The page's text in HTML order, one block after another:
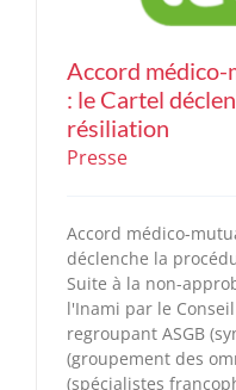
Accord
: le Cartel
résiliation
Presse
Accord médico-
déclenche la
Suite à la non-
l'Inami par le
regroupant ASGB
(groupement des
(spécialistes